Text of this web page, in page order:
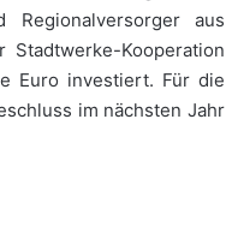
aus
Kooperation
Euro investiert. Für die
im nächsten Jahr